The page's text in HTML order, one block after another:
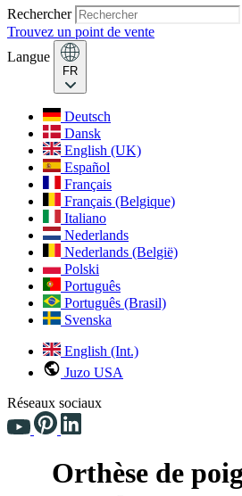
Rechercher
Trouvez un point de vente
Langue
FR
Deutsch
Dansk
English (UK)
Español
Français
Français (Belgique)
Italiano
Nederlands
Nederlands (België)
Polski
Português
Português (Brasil)
Svenska
English (Int.)
Juzo USA
Réseaux sociaux
Orthèse de